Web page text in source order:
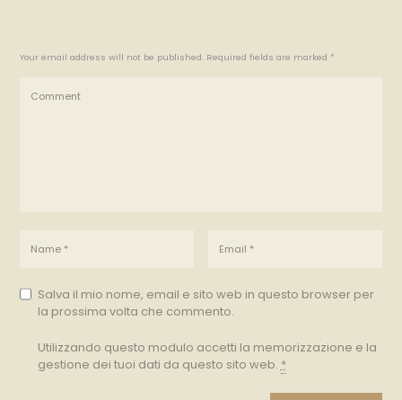
Your email address will not be published. Required fields are marked *
Salva il mio nome, email e sito web in questo browser per
la prossima volta che commento.
Utilizzando questo modulo accetti la memorizzazione e la
gestione dei tuoi dati da questo sito web. *